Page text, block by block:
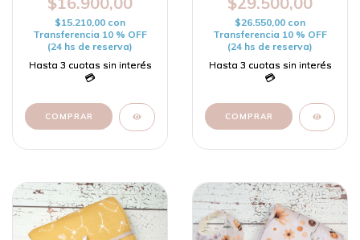
$15.210,00 con
Transferencia 10 % OFF
(24 hs de reserva)
$26.550,00 con
Transferencia 10 % OFF
(24 hs de reserva)